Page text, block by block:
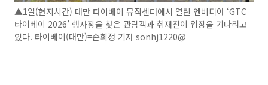
▲1일(현지시간) 대만 타이베이 뮤직센터에서 열린 엔비디아 ‘GTC
타이베이 2026’ 행사장을 찾은 관람객과 취재진이 입장을 기다리고
있다. 타이베이(대만)=손희정 기자 sonhj1220@